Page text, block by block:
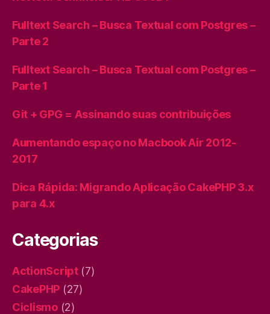
Fulltext Search – Busca Textual com Postgres –
Parte 2
Fulltext Search – Busca Textual com Postgres –
Parte 1
Git + GPG = Assinando suas contribuições
Aumentando espaço no Macbook Air 2012-
2017
Dica Rápida: Migrando Aplicação CakePHP 3.x
para 4.x
Categorias
ActionScript(7)
CakePHP (27)
Ciclismo(2)